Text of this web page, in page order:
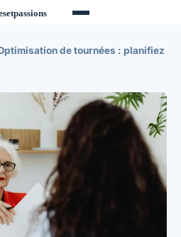
de tournées : planifiez